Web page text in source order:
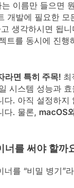
이름만 들으면
개발에 필요한 모
생각하시면 됩
트를 동시에 진
라면 특히 주목! 최
시스템 성능과
다. 아직 설정하
다. 물론, macOS
너를 써야 할까
너를 “비밀 병기”